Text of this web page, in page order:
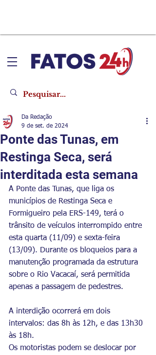
Ponte das Tunas, em
Restinga Seca, será
interditada esta semana
Da Redação
9 de set. de 2024
A Ponte das Tunas, que liga os
municípios de Restinga Seca e
Formigueiro pela ERS-149, terá o
trânsito de veículos interrompido entre
esta quarta (11/09) e sexta-feira
(13/09). Durante os bloqueios para a
manutenção programada da estrutura
sobre o Rio Vacacaí, será permitida
apenas a passagem de pedestres.
A interdição ocorrerá em dois
intervalos: das 8h às 12h, e das 13h30
às 18h.
Os motoristas podem se deslocar por